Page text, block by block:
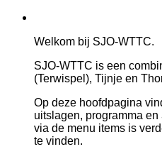
Welkom bij SJO-WTTC.
SJO-WTTC is een
(Terwispel), Tijnje en
Op deze hoofdpagina
uitslagen, programma
via de menu items is
te vinden.